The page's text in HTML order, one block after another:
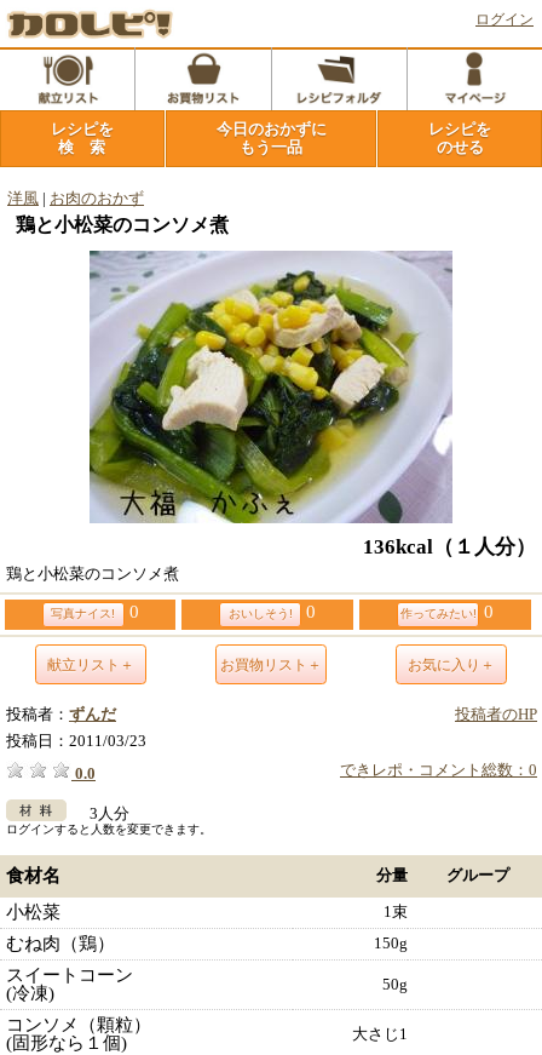
ログイン
レシピを
検 索
今日のおかずに
もう一品
レシピを
のせる
洋風 お肉のおかず
鶏と小松菜のコンソメ煮
136kcal （１人分）
鶏と小松菜のコンソメ煮
写真ナイス! 0 おいしそう! 0 作ってみたい! 0
献立リスト＋ お買物リスト＋ お気に入り＋
投稿者のHP
投稿者： ずんだ
投稿日： 2011/03/23
できレポ・コメント総数：0
0.0
3人分
ログインすると人数を変更できます。
食材名 分量 グループ
小松菜 1束
むね肉（鶏） 150g
スイートコーン
(冷凍)
50g
コンソメ（顆粒）
(固形なら１個)
大さじ1